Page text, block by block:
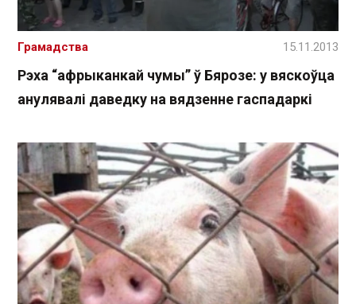
Рэха “афрыканкай чумы” ў Бярозе: у вяскоўца
анулявалі даведку на вядзенне гаспадаркі
Грамадства 15.11.2013